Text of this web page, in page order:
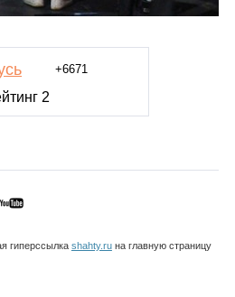
+6671
2
гиперссылка shahty.ruна главную страницу